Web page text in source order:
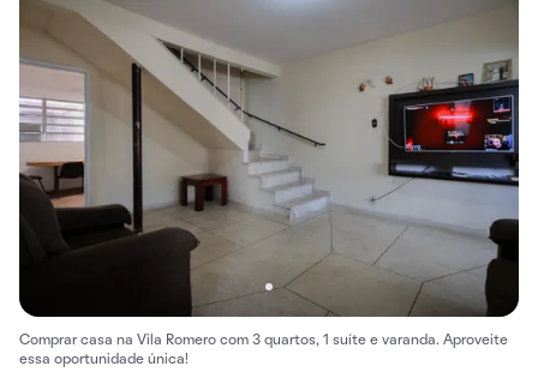
Comprar casa na Vila Romero com 3 quartos, 1 suíte e varanda. Aproveite
essa oportunidade única!